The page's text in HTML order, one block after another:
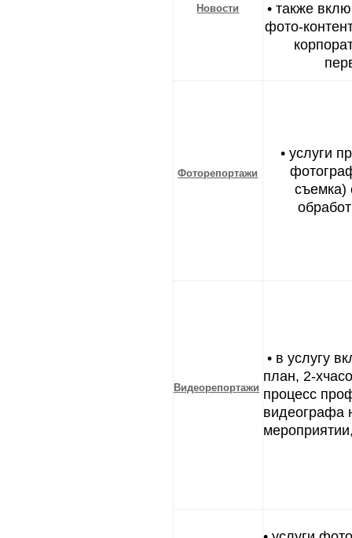
Новости
• также
фото-
Фоторепортажи
• услуги
Видеорепортажи
• в услугу
план, 2-
процесс
видеографа